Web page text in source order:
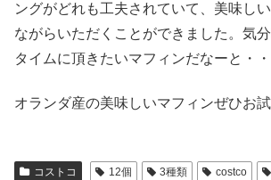
ングがどれも工夫されていて、美味し
ながらいただくことができました。気
タイムに頂きたいマフィンだなーと・・
オランダ産の美味しいマフィンぜひお試
コストコ 12個 3種類 costco